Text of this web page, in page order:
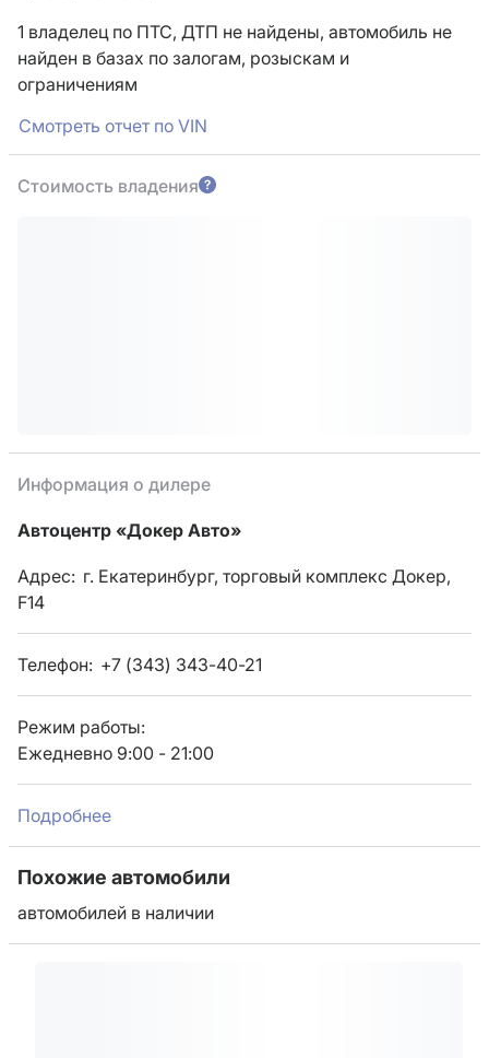
1 владелец по ПТС, ДТП не найдены, автомобиль не
найден в базах по залогам, розыскам и
ограничениям
Смотреть отчет по VIN
Стоимость владения
Информация о дилере
Автоцентр «Докер Авто»
Адрес: г. Екатеринбург, торговый комплекс Докер,
F14
Телефон: +7 (343) 343-40-21
Режим работы:
Ежедневно 9:00 - 21:00
Подробнее
Похожие автомобили
автомобилей в наличии